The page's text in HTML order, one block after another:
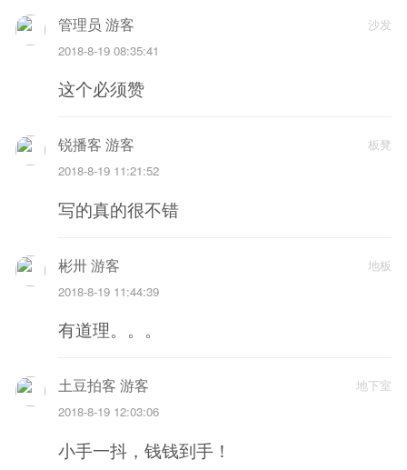
沙发
管理员 游客
2018-8-19 08:35:41
这个必须赞
板凳
锐播客 游客
2018-8-19 11:21:52
写的真的很不错
地板
彬卅 游客
2018-8-19 11:44:39
有道理。。。
地下室
土豆拍客 游客
2018-8-19 12:03:06
小手一抖，钱钱到手！